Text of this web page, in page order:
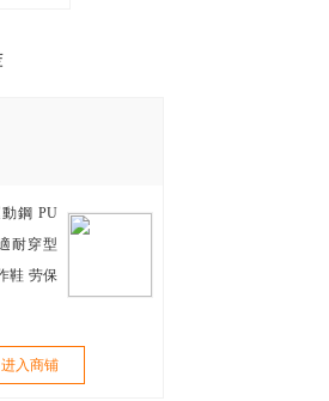
鋼 PU
耐穿型
鞋 劳保
进入商铺